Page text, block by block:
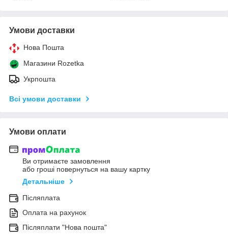
Умови доставки
Нова Пошта
Магазини Rozetka
Укрпошта
Всі умови доставки
Умови оплати
Ви отримаєте замовлення
або гроші повернуться на вашу картку
Детальніше
Післяплата
Оплата на рахунок
Післяплати "Нова пошта"